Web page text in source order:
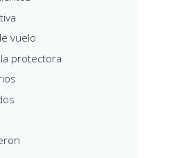
vuelo
protectora